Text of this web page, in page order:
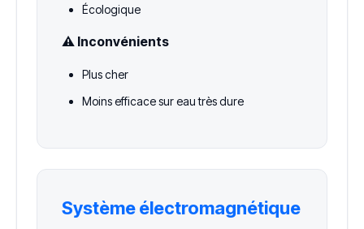
Écologique
⚠️ Inconvénients
Plus cher
Moins efficace sur eau très dure
Système électromagnétique